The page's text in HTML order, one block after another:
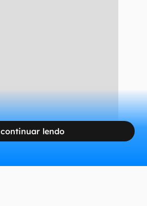
continuar lendo